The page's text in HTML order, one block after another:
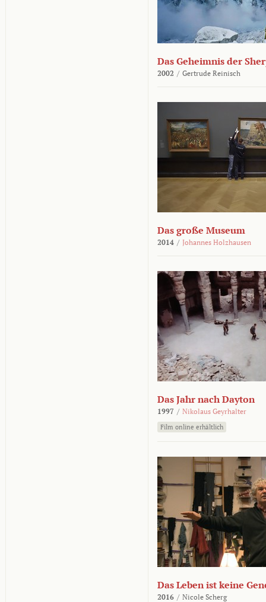
Das Geheimnis der
2002 / Gertrude Reinisch
Das große Museum
2014 / Johannes Holzhausen
Das Jahr nach Dayton
1997 / Nikolaus Geyrhalter
Film online erhältlich
Das Leben ist keine
2016 / Nicole Scherg